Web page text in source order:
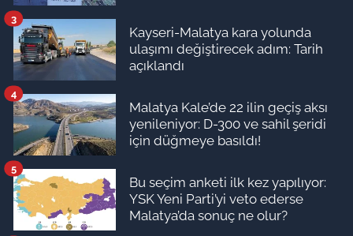
Kayseri-Malatya kara yolunda
ulaşımı değiştirecek adım: Tarih
açıklandı
3
Malatya Kale’de 22 ilin geçiş aksı
yenileniyor: D-300 ve sahil şeridi
için düğmeye basıldı!
4
Bu seçim anketi ilk kez yapılıyor:
YSK Yeni Parti’yi veto ederse
Malatya’da sonuç ne olur?
5